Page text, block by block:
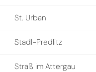
St. Urban
Stadl-Predlitz
Straß im Attergau